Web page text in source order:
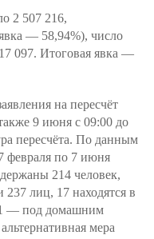
2 507 216,
— 58,94%), число
097. Итоговая явка —
на пересчёт
9 июня с 09:00 до
пересчёта. По данным
февраля по 7 июня
214 человек,
лиц, 17 находятся в
— под домашним
мера